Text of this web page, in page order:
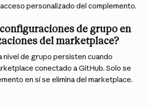
personalizado del complemento.
de grupo en
del marketplace?
nivel de grupo persisten cuando
conectado a GitHub. Solo se
en sí se elimina del marketplace.